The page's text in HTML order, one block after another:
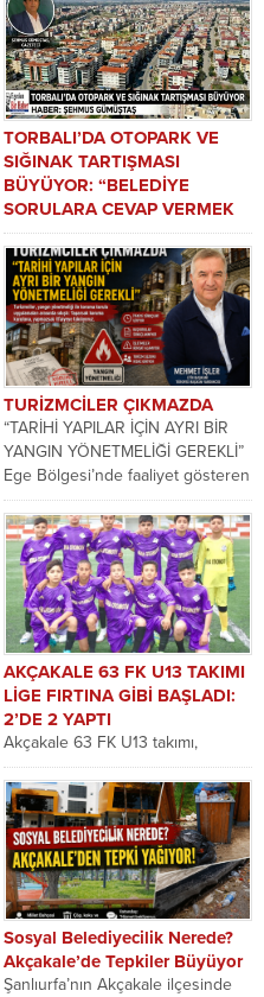
Muhukids ile çizgi...
TORBALI’DA OTOPARK VE
SIĞINAK TARTIŞMASI
BÜYÜYOR: “BELEDİYE
SORULARA CEVAP VERMEK
YERİNE KONUYU
GEÇİŞTİRİYOR”
Gazeteci Şehmus Gümüştaş’ın
Torbalı genelindeki otopark,
sığınak ve denetim eksiklikleriyle
ilgili yaptığı CİMER başvurusuna
verilen...
TURİZMCİLER ÇIKMAZDA
“TARİHİ YAPILAR İÇİN AYRI BİR
YANGIN YÖNETMELİĞİ GEREKLİ”
Ege Bölgesi’nde faaliyet gösteren
turizm işletmeleri, yangın...
AKÇAKALE 63 FK U13 TAKIMI
LİGE FIRTINA GİBİ BAŞLADI:
2’DE 2 YAPTI
Akçakale 63 FK U13 takımı,
Şanlıurfa U13 Ligi yeni sezonuna
etkileyici bir başlangıç yaparak
oynadığı...
Sosyal Belediyecilik Nerede?
Akçakale’de Tepkiler Büyüyor
Şanlıurfa’nın Akçakale ilçesinde